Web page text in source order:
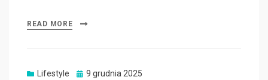
READ MORE
Lifestyle
Posted
9 grudnia 2025